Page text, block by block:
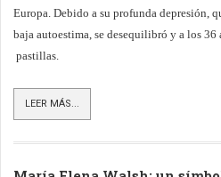
Europa. Debido a su profunda depresión,
baja autoestima, se desequilibró y a los
pastillas.
LEER MÁS...